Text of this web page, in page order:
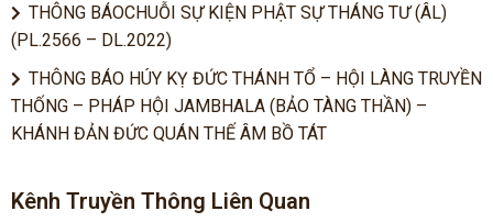
THÔNG BÁOCHUỖI SỰ KIỆN PHẬT SỰ THÁNG TƯ (ÂL)
(PL.2566 – DL.2022)
THÔNG BÁO HÚY KỴ ĐỨC THÁNH TỔ – HỘI LÀNG TRUYỀN
THỐNG – PHÁP HỘI JAMBHALA (BẢO TÀNG THẦN) –
KHÁNH ĐẢN ĐỨC QUÁN THẾ ÂM BỒ TÁT
Kênh Truyền Thông Liên Quan